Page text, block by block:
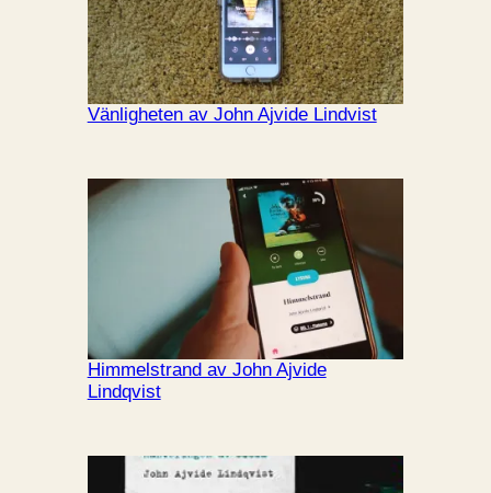
Vänligheten av John Ajvide Lindvist
Himmelstrand av John Ajvide
Lindqvist